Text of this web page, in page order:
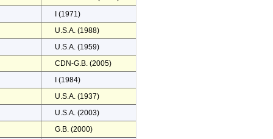
I (1971)
U.S.A. (1988)
U.S.A. (1959)
CDN-G.B. (2005)
I (1984)
U.S.A. (1937)
U.S.A. (2003)
G.B. (2000)